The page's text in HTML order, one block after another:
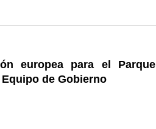
europea para el Parque
de Gobierno